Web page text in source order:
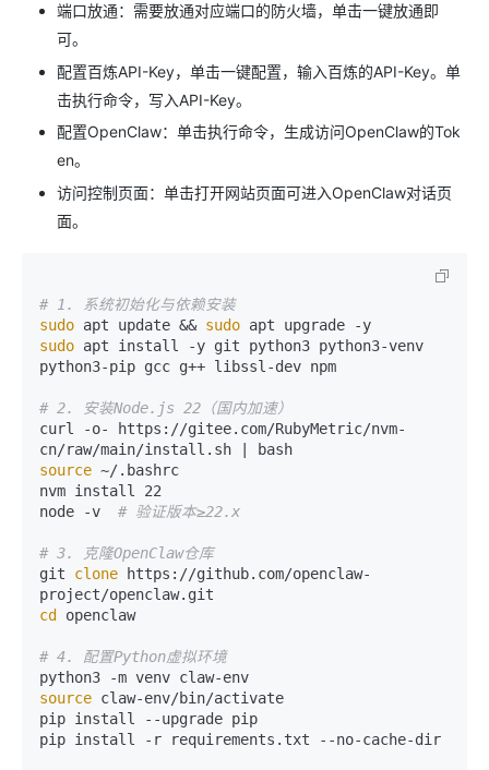
端口放通：需要放通对应端口的防火墙，单击一键放通即
可。
配置百炼API-Key，单击一键配置，输入百炼的API-Key。单
击执行命令，写入API-Key。
配置OpenClaw：单击执行命令，生成访问OpenClaw的Tok
en。
访问控制页面：单击打开网站页面可进入OpenClaw对话页
面。
# 1. 系统初始化与依赖安装
sudo apt update && sudo
sudo apt install -y git python3 python3-venv
python3-pip gcc g++ libssl-dev npm
# 2. 安装Node.js 22（国内加速）
curl -o- https://gitee.com/RubyMetric/nvm-
source ~/.bashrc
nvm install 22
node -v # 验证版本≥22.x
# 3. 克隆OpenClaw仓库
git clone https://github.com/openclaw-
cd openclaw
# 4. 配置Python虚拟环境
source claw-env/bin/activate
pip install --upgrade pip
pip install -r requirements.txt --no-cache-dir